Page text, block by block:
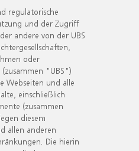
regulatorische
und der Zugriff
andere von der UBS
oder
"UBS")
Webseiten und alle
einschließlich
(zusammen
diesem
allen anderen
Die hierin